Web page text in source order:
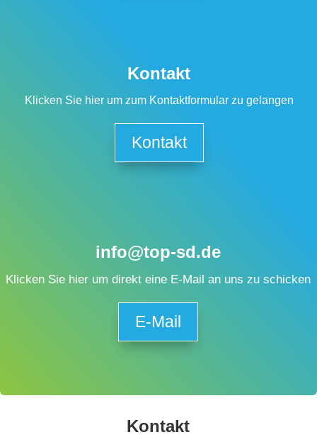
Kontakt
Klicken Sie hier um zum Kontaktformular zu gelangen
Kontakt
info@top-sd.de
Klicken Sie hier um direkt eine E-Mail an uns zu schicken
E-Mail
Kontakt